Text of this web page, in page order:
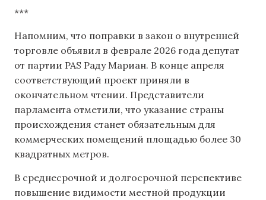
***
Напомним, что поправки в закон о внутренней
торговле объявил ​​в феврале 2026 года депутат
от партии PAS Раду Мариан. В конце апреля
соответствующий проект приняли в
окончательном чтении. Представители
парламента отметили, что указание страны
происхождения станет обязательным для
коммерческих помещений площадью более 30
квадратных метров.
В среднесрочной и долгосрочной перспективе
повышение видимости местной продукции